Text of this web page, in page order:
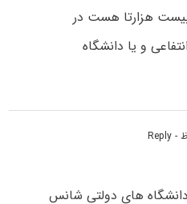
بیست هزارتا هست در
و یا دانشگاه
- Reply
های دولتی شانس